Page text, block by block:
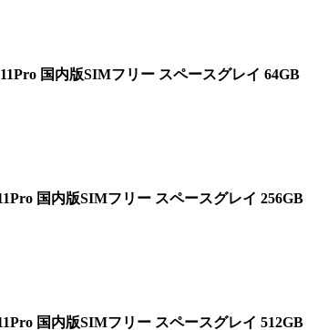
国内版SIMフリー スペースグレイ 64GB
国内版SIMフリー スペースグレイ 256GB
国内版SIMフリー スペースグレイ 512GB